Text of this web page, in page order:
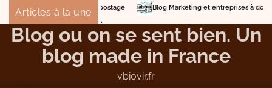
Skip
content
Articles à la une Blog Marketing et entreprises à domicile
Éviter les dangers et les nuisances du
Blog ou on se sent bien. Un
blog made in France
vbiovir.fr